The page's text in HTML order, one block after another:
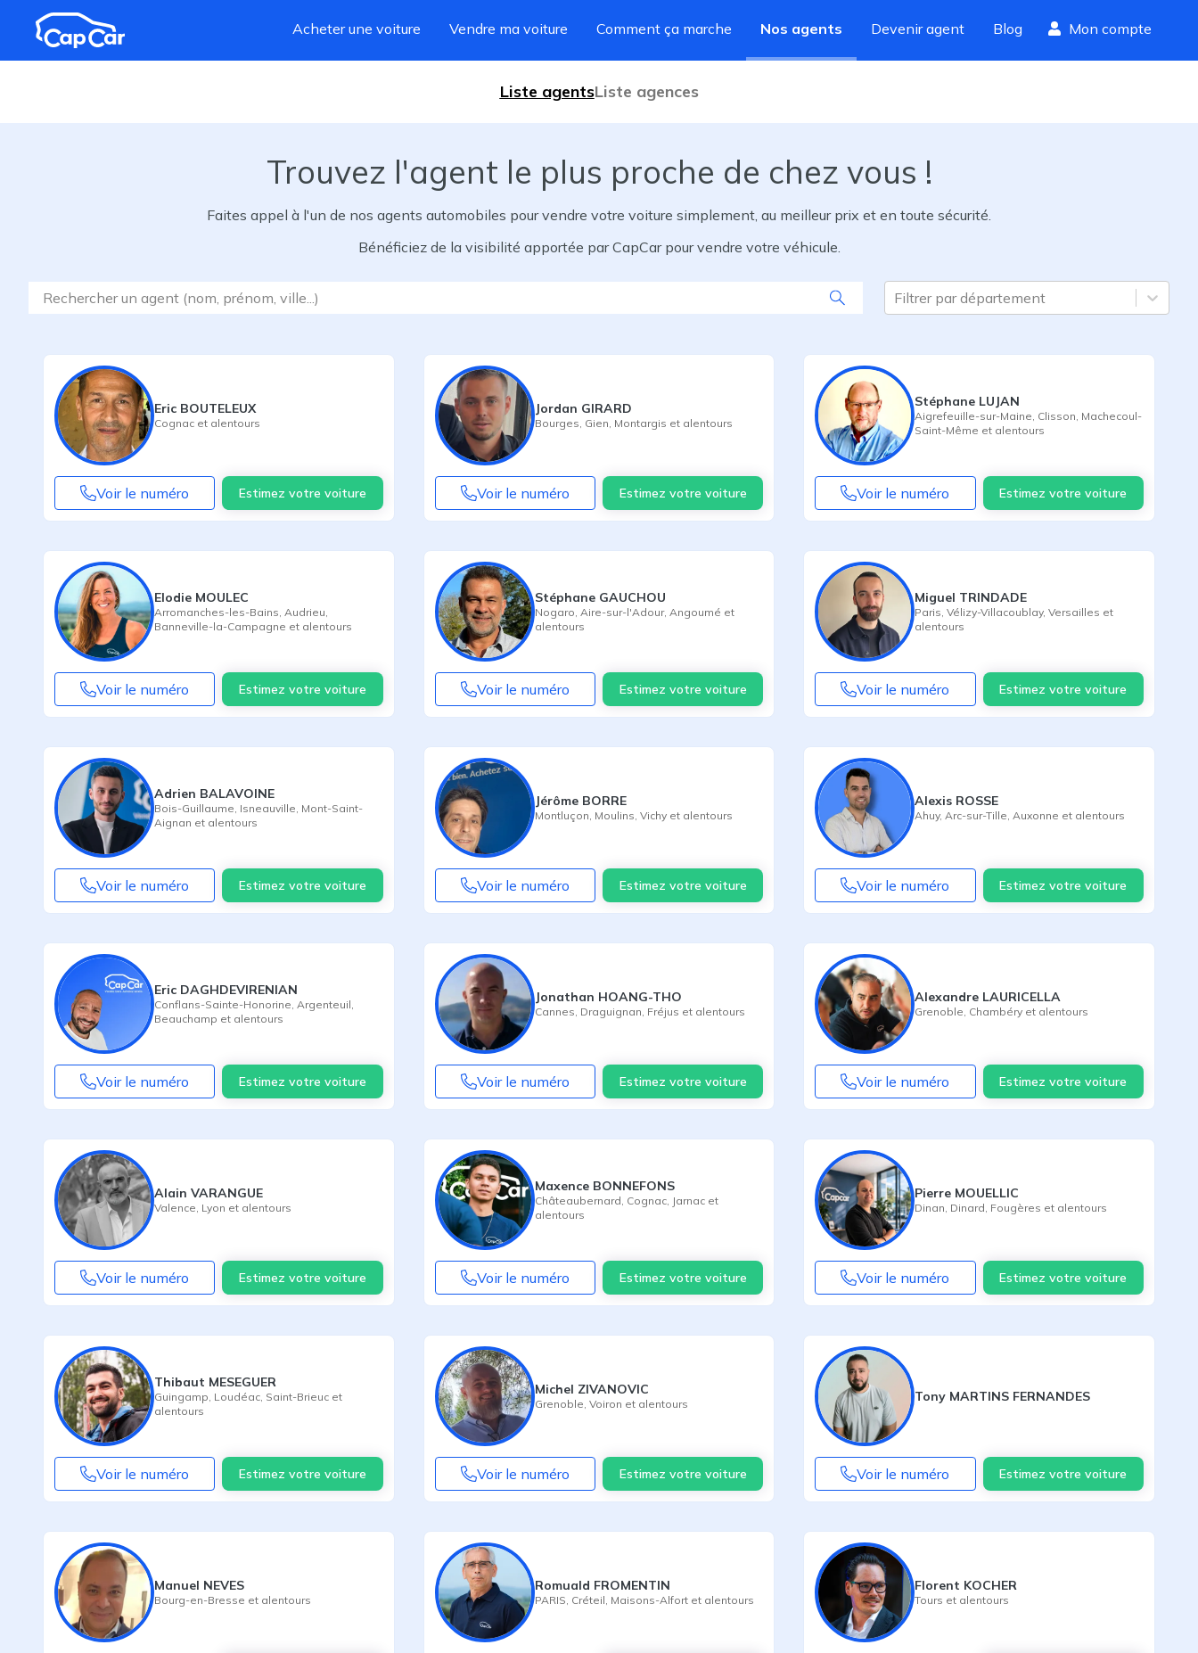
Aller au contenu principal
Acheter une voiture
Vendre ma voiture Comment ça marche Nos agents Devenir agent Blog Mon compte
Liste agentsListe agences
Trouvez l'agent le plus proche de chez vous !
Faites appel à l'un de nos agents automobiles pour vendre votre voiture simplement, au meilleur prix et en toute sécurité.
Bénéficiez de la visibilité apportée par CapCar pour vendre votre véhicule.
Filtrer par département
Eric BOUTELEUX
Cognac et alentours
Voir le numéro Estimez votre voiture
Jordan GIRARD
Bourges Gien Montargis et alentours
Voir le numéro Estimez votre voiture
Stéphane LUJAN
Aigrefeuille-sur-Maine Clisson Machecoul-
Saint-Même et alentours
Voir le numéro Estimez votre voiture
Elodie MOULEC
Arromanches-les-Bains Audrieu
Banneville-la-Campagne et alentours
Voir le numéro Estimez votre voiture
Stéphane GAUCHOU
Nogaro Aire-sur-l'Adour, Angoumé et
alentours
Voir le numéro Estimez votre voiture
Miguel TRINDADE
Paris ,Vélizy-Villacoublay,Versailles et
alentours
Voir le numéro Estimez votre voiture
Adrien BALAVOINE
Bois-Guillaume Isneauville Mont-Saint-
Aignan et alentours
Voir le numéro Estimez votre voiture
Jérôme BORRE
Montluçon Moulins Vichyet alentours
Voir le numéro Estimez votre voiture
Alexis ROSSE
Ahuy, Arc-sur-Tille Auxonne et alentours
Voir le numéro Estimez votre voiture
Eric DAGHDEVIRENIAN
Conflans-Sainte-Honorine Argenteuil
Beauchamp et alentours
Voir le numéro Estimez votre voiture
Jonathan HOANG-THO
Cannes Draguignan Fréjus et alentours
Voir le numéro Estimez votre voiture
Alexandre LAURICELLA
Grenoble Chambéry et alentours
Voir le numéro Estimez votre voiture
Alain VARANGUE
Valence Lyon et alentours
Voir le numéro Estimez votre voiture
Maxence BONNEFONS
Châteaubernard Cognac, Jarnacet
alentours
Voir le numéro Estimez votre voiture
Pierre MOUELLIC
Dinan Dinard Fougères et alentours
Voir le numéro Estimez votre voiture
Thibaut MESEGUER
Guingamp Loudéac Saint-Brieuc et
alentours
Voir le numéro Estimez votre voiture
Michel ZIVANOVIC
Grenoble Voiron et alentours
Voir le numéro Estimez votre voiture
Tony MARTINS FERNANDES
Voir le numéro Estimez votre voiture
Manuel NEVES
Bourg-en-Bresse et alentours
Romuald FROMENTIN
PARIS Créteil Maisons-Alfortet alentours
Florent KOCHER
Tours et alentours